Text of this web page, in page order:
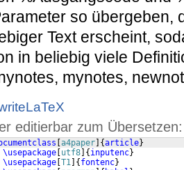
so übergeben,
Text erscheint,
in beliebig viele
mynotes,
editierbar zum Übersetzen:
a4paper {article}
\usepackage utf8 { inputenc}
\usepackage T1 { fontenc}